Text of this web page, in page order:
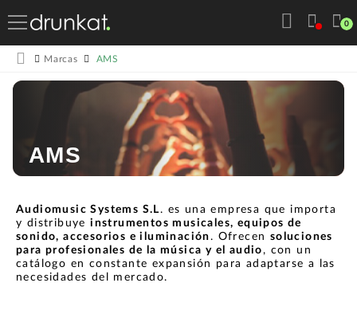
0
Marcas AMS
AMS
Audiomusic Systems S.L. es una empresa que importa
y distribuye instrumentos musicales, equipos de
sonido, accesorios e iluminación. Ofrecen soluciones
para profesionales de la música y el audio, con un
catálogo en constante expansión para adaptarse a las
necesidades del mercado.